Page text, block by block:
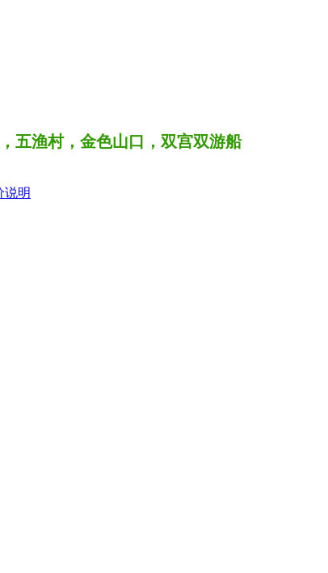
五渔村，金色山口，双宫双游船
说明